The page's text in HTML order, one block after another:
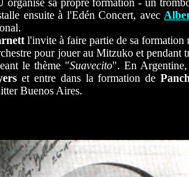
organise sa propre formation - un
ensuite à l'Edén Concert, avec
l'invite à faire partie de sa formation
pour jouer au Mitzuko et pendant
le thème "Suavecito". En
et entre dans la formation de
Buenos Aires.